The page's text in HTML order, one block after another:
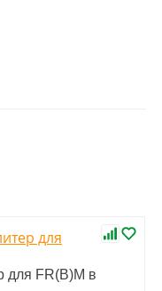
для FR(B)M в